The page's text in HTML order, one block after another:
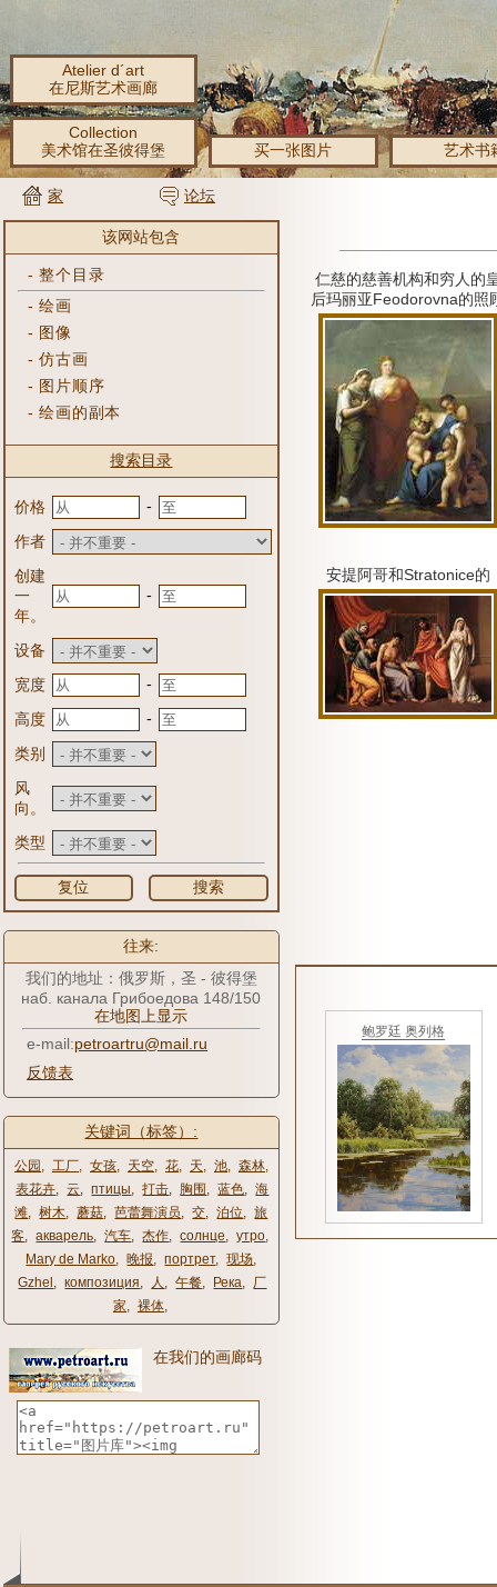
Atelier d´art
在尼斯艺术画廊
Collection
美术馆在圣彼得堡
买一张图片 艺术书
家 论坛
该网站包含
-整个目录
-绘画
- 图像
-仿古画
- 图片顺序
-绘画的副本
搜索目录
价格
-
作者
创建
一
年。
-
设备
宽度
-
高度
-
类别
风
向。
类型
复位 搜索
往来:
我们的地址：俄罗斯，圣 - 彼得堡
наб. канала Грибоедова 148/150
在地图上显示
e-mail:petroartru@mail.ru
反馈表
关键词（标签）:
公园 , 工厂, 女孩, 天空, 花, 天, 池, 森林,
表花卉, 云, птицы, 打击, 胸围 , 蓝色, 海
滩, 树木, 蘑菇, 芭蕾舞演员, 交, 泊位, 旅
客, акварель, 汽车, 杰作, солнце, утро,
Mary de Marko, 晚报, портрет, 现场,
Gzhel , композиция, 人 , 午餐, Река, 厂
家, 裸体,
在我们的画廊码
仁慈的慈善机构和穷人的
后玛丽亚Feodorovna的照
安提阿哥和Stratonice的
鲍罗廷 奥列格